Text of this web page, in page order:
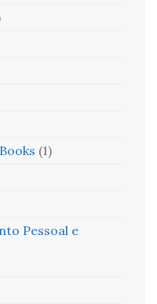
(1)
Pessoal e